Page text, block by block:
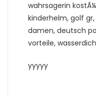
wahrsagerin
kinderhelm, golf
damen, deutsch
vorteile,
yyyyy